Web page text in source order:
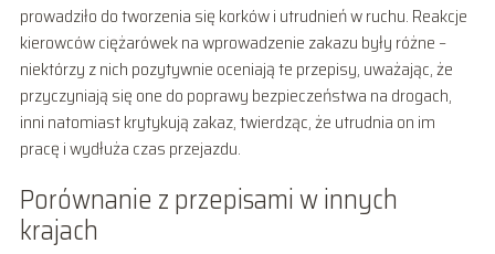
prowadziło do tworzenia się korków i utrudnień w ruchu. Reakcje
kierowców ciężarówek na wprowadzenie zakazu były różne –
niektórzy z nich pozytywnie oceniają te przepisy, uważając, że
przyczyniają się one do poprawy bezpieczeństwa na drogach,
inni natomiast krytykują zakaz, twierdząc, że utrudnia on im
pracę i wydłuża czas przejazdu.
Porównanie z przepisami w innych
krajach